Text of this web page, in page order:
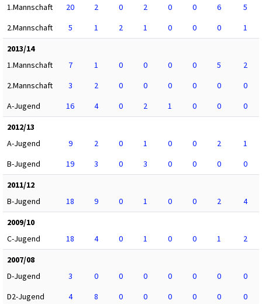
1.Mannschaft
20 2 0 2 0 0 6
5
2.Mannschaft
5 1 2 1 0 0 0
1
2013/14
1.Mannschaft
7 1 0 0 0 0 5
2
2.Mannschaft
3 2 0 0 0 0 0
0
A-Jugend
16 4 0 2 1 0 0
0
2012/13
A-Jugend
9 2 0 1 0 0 2
1
B-Jugend
19 3 0 3 0 0 0
0
2011/12
B-Jugend
18 9 0 1 0 0 2
4
2009/10
C-Jugend
18 4 0 1 0 0 1
2
2007/08
D-Jugend
3 0 0 0 0 0 0
0
D2-Jugend
4 8 0 0 0 0 0 0